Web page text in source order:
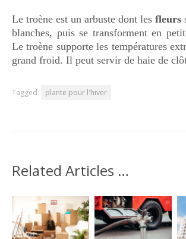
Le troène est un arbuste dont lesfleurs
blanches, puis se transforment en
Le troène supporte les températures
grand froid. Il peut servir de haie de
Tagged: plante pour l'hiver
Related Articles …